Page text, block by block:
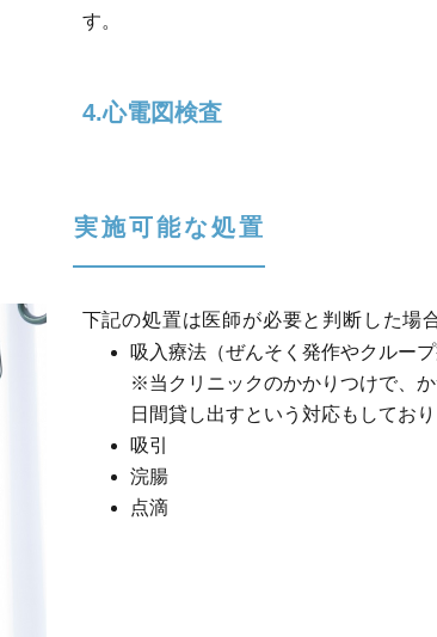
す。
4.心電図検査
実施可能な処置
下記の処置は医師が必要と判断した場
吸入療法（ぜんそく発作やクループ
※当クリニックのかかりつけで、
日間貸し出すという対応もしており
吸引
浣腸
点滴